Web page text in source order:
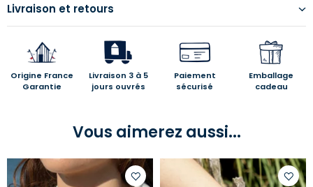
Livraison et retours
Origine France
Garantie
Livraison 3 à 5
jours ouvrés
Paiement
sécurisé
Emballage
cadeau
Vous aimerez aussi...